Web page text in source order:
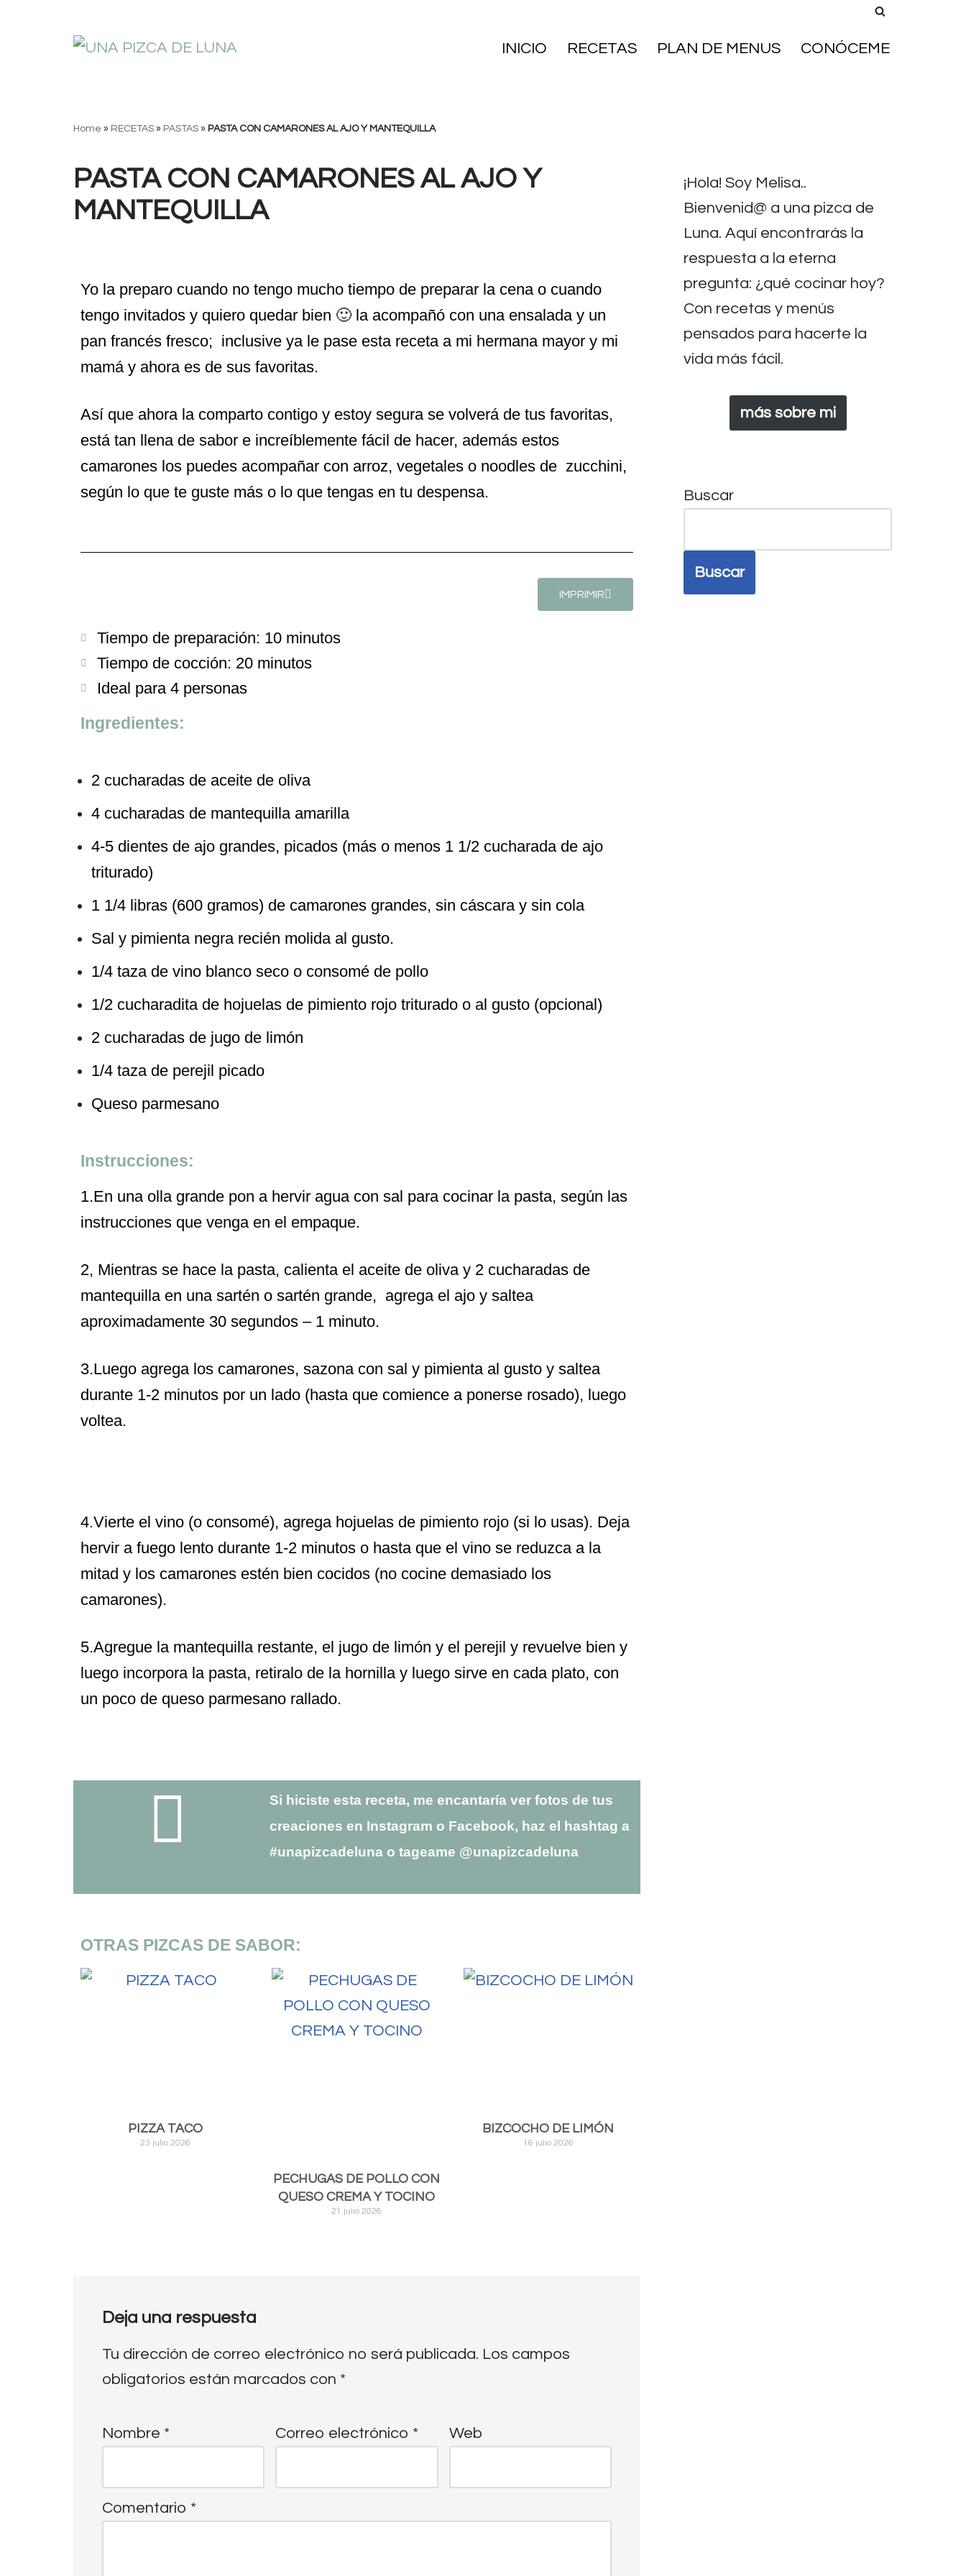
INICIO RECETAS PLAN DE MENUS CONÓCEME
Home » RECETAS » PASTAS » PASTA CON CAMARONES AL AJO Y MANTEQUILLA
PASTA CON CAMARONES AL AJO Y
MANTEQUILLA
Yo la preparo cuando no tengo mucho tiempo de preparar la cena o cuando
tengo invitados y quiero quedar bien 🙂 la acompañó con una ensalada y un
pan francés fresco; inclusive ya le pase esta receta a mi hermana mayor y mi
mamá y ahora es de sus favoritas.
Así que ahora la comparto contigo y estoy segura se volverá de tus favoritas,
está tan llena de sabor e increíblemente fácil de hacer, además estos
camarones los puedes acompañar con arroz, vegetales o noodles de zucchini,
según lo que te guste más o lo que tengas en tu despensa.
IMPRIMIR
Tiempo de preparación: 10 minutos
Tiempo de cocción: 20 minutos
Ideal para 4 personas
Ingredientes:
2 cucharadas de aceite de oliva
4 cucharadas de mantequilla amarilla
4-5 dientes de ajo grandes, picados (más o menos 1 1/2 cucharada de ajo
triturado)
1 1/4 libras (600 gramos) de camarones grandes, sin cáscara y sin cola
Sal y pimienta negra recién molida al gusto.
1/4 taza de vino blanco seco o consomé de pollo
1/2 cucharadita de hojuelas de pimiento rojo triturado o al gusto (opcional)
2 cucharadas de jugo de limón
1/4 taza de perejil picado
Queso parmesano
Instrucciones:
1.En una olla grande pon a hervir agua con sal para cocinar la pasta, según las
instrucciones que venga en el empaque.
2, Mientras se hace la pasta, calienta el aceite de oliva y 2 cucharadas de
mantequilla en una sartén o sartén grande, agrega el ajo y saltea
aproximadamente 30 segundos – 1 minuto.
3.Luego agrega los camarones, sazona con sal y pimienta al gusto y saltea
durante 1-2 minutos por un lado (hasta que comience a ponerse rosado), luego
voltea.
4.Vierte el vino (o consomé), agrega hojuelas de pimiento rojo (si lo usas). Deja
hervir a fuego lento durante 1-2 minutos o hasta que el vino se reduzca a la
mitad y los camarones estén bien cocidos (no cocine demasiado los
camarones).
5.Agregue la mantequilla restante, el jugo de limón y el perejil y revuelve bien y
luego incorpora la pasta, retiralo de la hornilla y luego sirve en cada plato, con
un poco de queso parmesano rallado.
Si hiciste esta receta, me encantaría ver fotos de tus
creaciones en Instagram o Facebook, haz el hashtag a
#unapizcadeluna o tageame @unapizcadeluna
OTRAS PIZCAS DE SABOR:
PIZZA TACO
23 julio 2026
PECHUGAS DE POLLO CON
QUESO CREMA Y TOCINO
21 julio 2026
BIZCOCHO DE LIMÓN
16 julio 2026
Deja una respuesta
Tu dirección de correo electrónico no será publicada. Los campos
obligatorios están marcados con *
Nombre * Correo electrónico * Web
Comentario *
¡Hola! Soy Melisa..
Bienvenid@ a una pizca de
Luna. Aquí encontrarás la
respuesta a la eterna
pregunta: ¿qué cocinar hoy?
Con recetas y menús
pensados para hacerte la
vida más fácil.
más sobre mi
Buscar
Buscar